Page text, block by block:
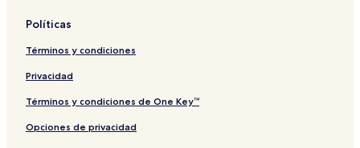
Políticas
Términos y condiciones
Privacidad
Términos y condiciones de One Key™
Opciones de privacidad